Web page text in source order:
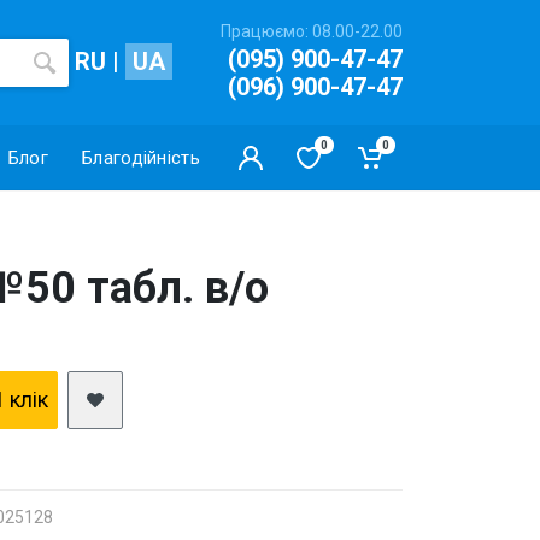
RU | UA
Працюємо: 08.00-22.00
(095) 900-47-47
(096) 900-47-47
Блог Благодійність
0 0
табл. в/о
клiк